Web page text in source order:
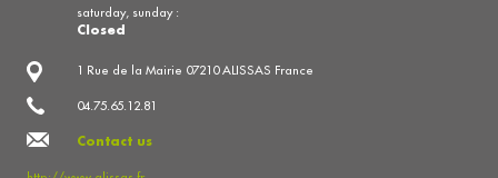
1 Rue de la Mairie 07210 ALISSAS France
04.75.65.12.81
Contact us
saturday, sunday :
Closed